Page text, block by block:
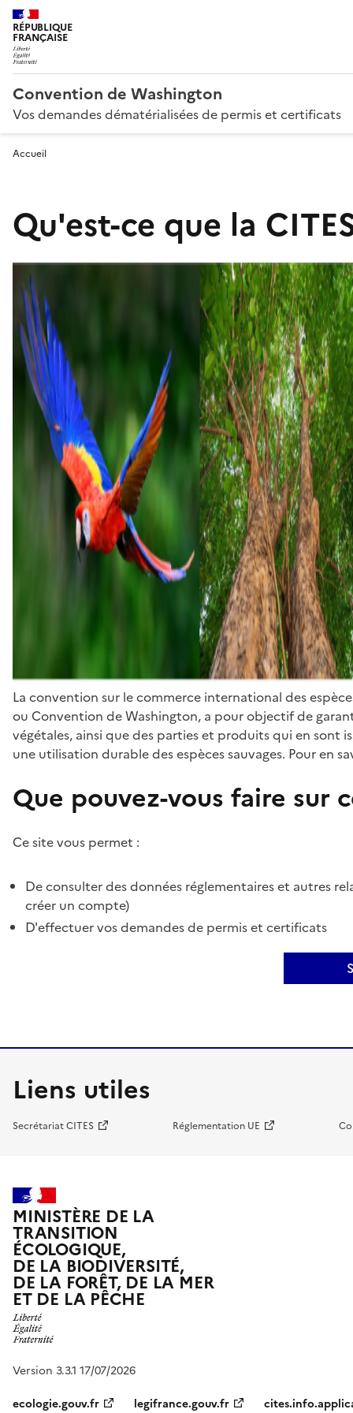
RÉPUBLIQUE
FRANÇAISE
Convention de Washington
Vos demandes dématérialisées de permis et certificats
Accueil
Qu'est-ce que la
La convention sur le commerce international des
ou Convention de Washington, a pour objectif de
végétales, ainsi que des parties et produits qui en sont
une utilisation durable des espèces sauvages. Pour en
Que pouvez-vous faire sur
Ce site vous permet :
De consulter des données réglementaires et autres
créer un compte)
D'effectuer vos demandes de permis et certificats
Liens utiles
Secrétariat CITES Réglementation UE
MINISTÈRE DE LA
TRANSITION
ÉCOLOGIQUE,
DE LA BIODIVERSITÉ,
DE LA FORÊT, DE LA MER
ET DE LA PÊCHE
Version 3.3.1 17/07/2026
ecologie.gouv.fr
legifrance.gouv.fr